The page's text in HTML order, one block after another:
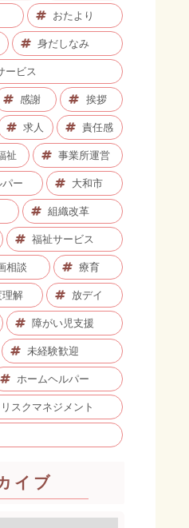
おたより
身だしなみ
ービス
感謝 挨拶
求人 責任感
祉 事業所運営
ー 大和市
組織改革
福祉サービス
相談 療育
理解 放デイ
障がい児支援
未経験歓迎
ホームヘルパー
リスクマネジメント
イブ